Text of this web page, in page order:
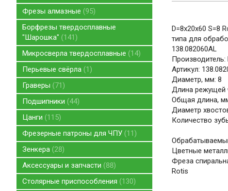
Фрезы алмазные 95
Борфрезы твердосплавные
"Шарошка" 141
Микросверла твердосплавные 14
Перьевые свёрла 1
Граверы 71
Подшипники 44
Цанги 115
Фрезерные патроны для ЧПУ 11
Зенкера 28
Аксессуары и запчасти 88
Столярные приспособления 130
D=8x20x60 S=8
типа для
138.082060AL
Производитель:
Артикул:
Диаметр, мм: 8
Длина режущей
Общая длина,
Диаметр
Количество
Цветные
Фреза
Rotis